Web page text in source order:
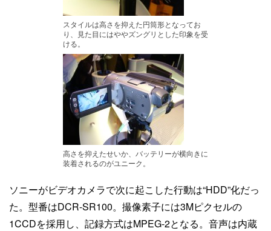
スタイルは高さを抑えた円筒形となってお
り、見た目にはややズングリとした印象を受
ける。
高さを抑えたせいか、バッテリーが横向きに
装着されるのがユニーク。
ソニーがビデオカメラで次に起こした行動は“HDD”化だっ
た。型番はDCR-SR100。撮像素子には3Mピクセルの
1CCDを採用し、記録方式はMPEG-2となる。音声は内蔵